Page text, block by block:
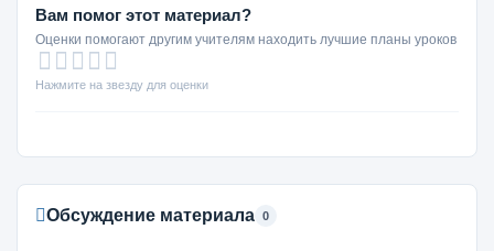
Вам помог этот материал?
Оценки помогают другим учителям находить лучшие планы уроков
Нажмите на звезду для оценки
Обсуждение материала 0